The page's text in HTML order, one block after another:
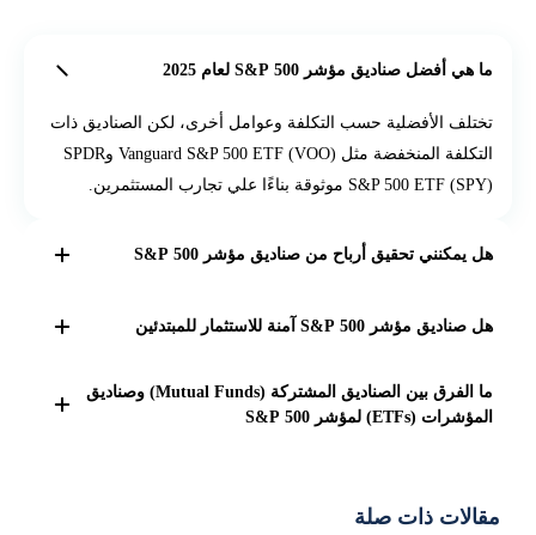
ما هي أفضل صناديق مؤشر S&P 500 لعام 2025
تختلف الأفضلية حسب التكلفة وعوامل أخرى، لكن الصناديق ذات
التكلفة المنخفضة مثل Vanguard S&P 500 ETF (VOO) وSPDR
S&P 500 ETF (SPY) موثوقة بناءًا علي تجارب المستثمرين.
هل يمكنني تحقيق أرباح من صناديق مؤشر S&P 500
المدى الطويل. إذا كنت تحتفظ بالاستثمار لعدة سنوات، فقد
لاستثمارك باستمرار، حيث يساهم ذلك في توزيع المخاطر على
فترات زمنية مختلفة.
هل صناديق مؤشر S&P 500 آمنة للاستثمار للمبتدئين
فرصة لتوزيع أموالك على 500 شركة كبيرة، مما يقلل من
متابعة مستمرة.
ما الفرق بين الصناديق المشتركة (Mutual Funds) وصناديق
المؤشرات (ETFs) لمؤشر S&P 500
اليوم مثل الأسهم. كذلك، غالباً ما تكون صناديق المؤشرات أقل
مقالات ذات صلة